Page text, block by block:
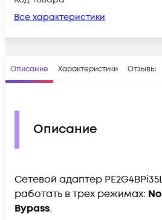
Все характеристики
Описание Характеристики Отзывы
Описание
Сетевой адаптер
работать в трех режимах:
Bypass.